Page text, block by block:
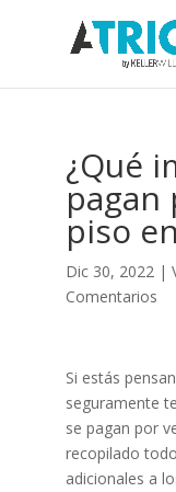
¿Qué
pagan
piso
Dic 30, 2022|
Comentarios
Si estás
seguramente
se pagan por
recopilado
adicionales a